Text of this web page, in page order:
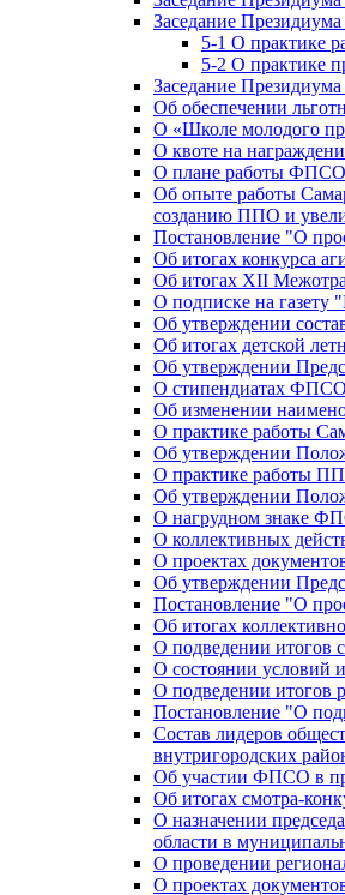
Заседание
5-1 О практике
5-2 О практике
Заседание
Об обеспечении
О «Школе молодого
О квоте на
О плане работы ФПСО
Об опыте работы
созданию ППО и
Постановление "О
Об итогах конкурса
Об итогах XII
О подписке на газету
Об утверждении
Об итогах детской
Об утверждении
О стипендиатах ФПСО
Об изменении
О практике работы
Об утверждении
О практике работы
Об утверждении
О нагрудном знаке
О коллективных
О проектах
Об утверждении
Постановление "О
Об итогах
О подведении итогов
О состоянии условий
О подведении итогов
Постановление "О
Состав лидеров
внутригородских
Об участии ФПСО в
Об итогах смотра-
О назначении
области в
О проведении
О проектах